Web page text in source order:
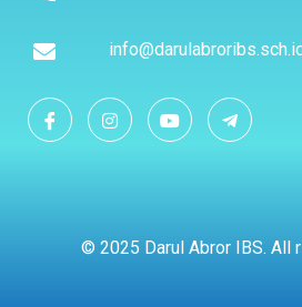
info@darulabroribs.sch.id
© 2025 Darul Abror IBS. All